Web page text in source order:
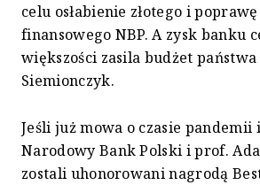
celu osłabienie złotego i
finansowego NBP. A zysk banku
większości zasila budżet państwa
Siemionczyk.
Jeśli już mowa o czasie
Narodowy Bank Polski i prof.
zostali uhonorowani nagrodą